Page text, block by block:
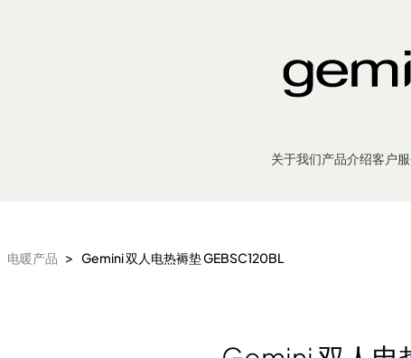
关于我们产品介绍客户
电暖产品 > Gemini 双人电热褥垫 GEBSC120BL